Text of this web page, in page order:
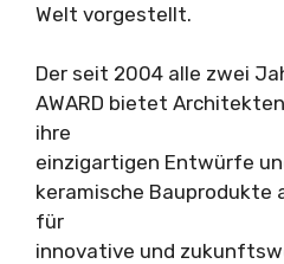
Welt vorgestellt.
Der seit 2004 alle zwei
AWARD bietet
ihre
einzigartigen Entwürfe
keramische Bauprodukte
für
innovative und